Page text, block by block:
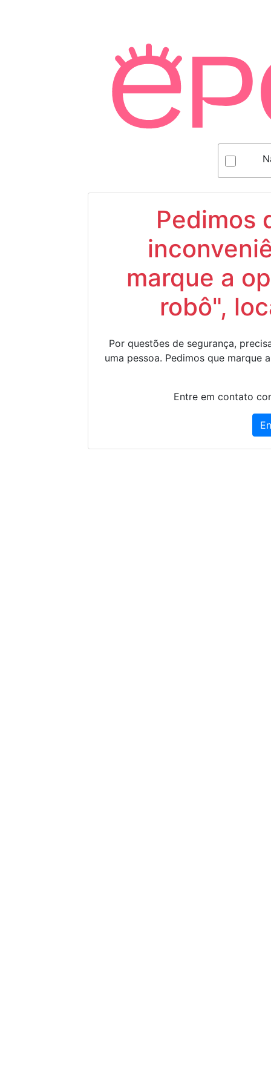
Pedimos
marque a
robô",
Por questões de segurança,
uma pessoa. Pedimos que marque
Entre em contato